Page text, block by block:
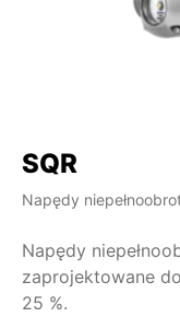
SQR
Napędy
Napędy
zaprojektowane
25 %.